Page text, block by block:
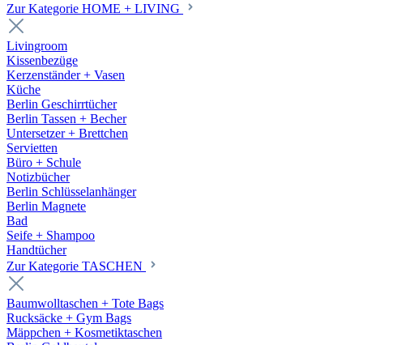
Zur Kategorie HOME + LIVING
Livingroom
Kissenbezüge
Kerzenständer + Vasen
Küche
Berlin Geschirrtücher
Berlin Tassen + Becher
Untersetzer + Brettchen
Servietten
Büro + Schule
Notizbücher
Berlin Schlüsselanhänger
Berlin Magnete
Bad
Seife + Shampoo
Handtücher
Zur Kategorie TASCHEN
Baumwolltaschen + Tote Bags
Rucksäcke + Gym Bags
Mäppchen + Kosmetiktaschen